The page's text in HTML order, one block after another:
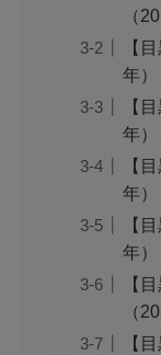
（
【
年）
【
年）
【
年）
【
年）
【
（
【